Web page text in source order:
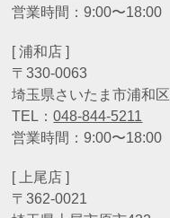
営業時間：9:00〜18:00
[ 浦和店 ]
〒330-0063
埼玉県さいたま市浦和
TEL：048-844-5211
営業時間：9:00〜18:00
[ 上尾店 ]
〒362-0021